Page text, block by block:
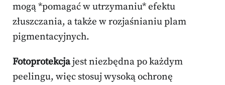
mogą *pomagać w utrzymaniu* efektu
złuszczania, a także w rozjaśnianiu plam
pigmentacyjnych.
Fotoprotekcjajest niezbędna po każdym
peelingu, więc stosuj wysoką ochronę